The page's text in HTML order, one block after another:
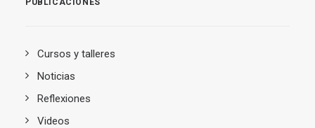
PUBLICACIONES
Cursos y talleres
Noticias
Reflexiones
Videos